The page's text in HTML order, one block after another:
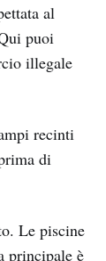
al
puoi
illegale
recinti
di
Le piscine
principale è